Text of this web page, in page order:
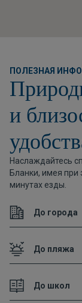
ПОЛЕЗНАЯ
и
Наслаждайтесь
Бланки, имея при
минутах езды.
До города
До пляжа
До школ